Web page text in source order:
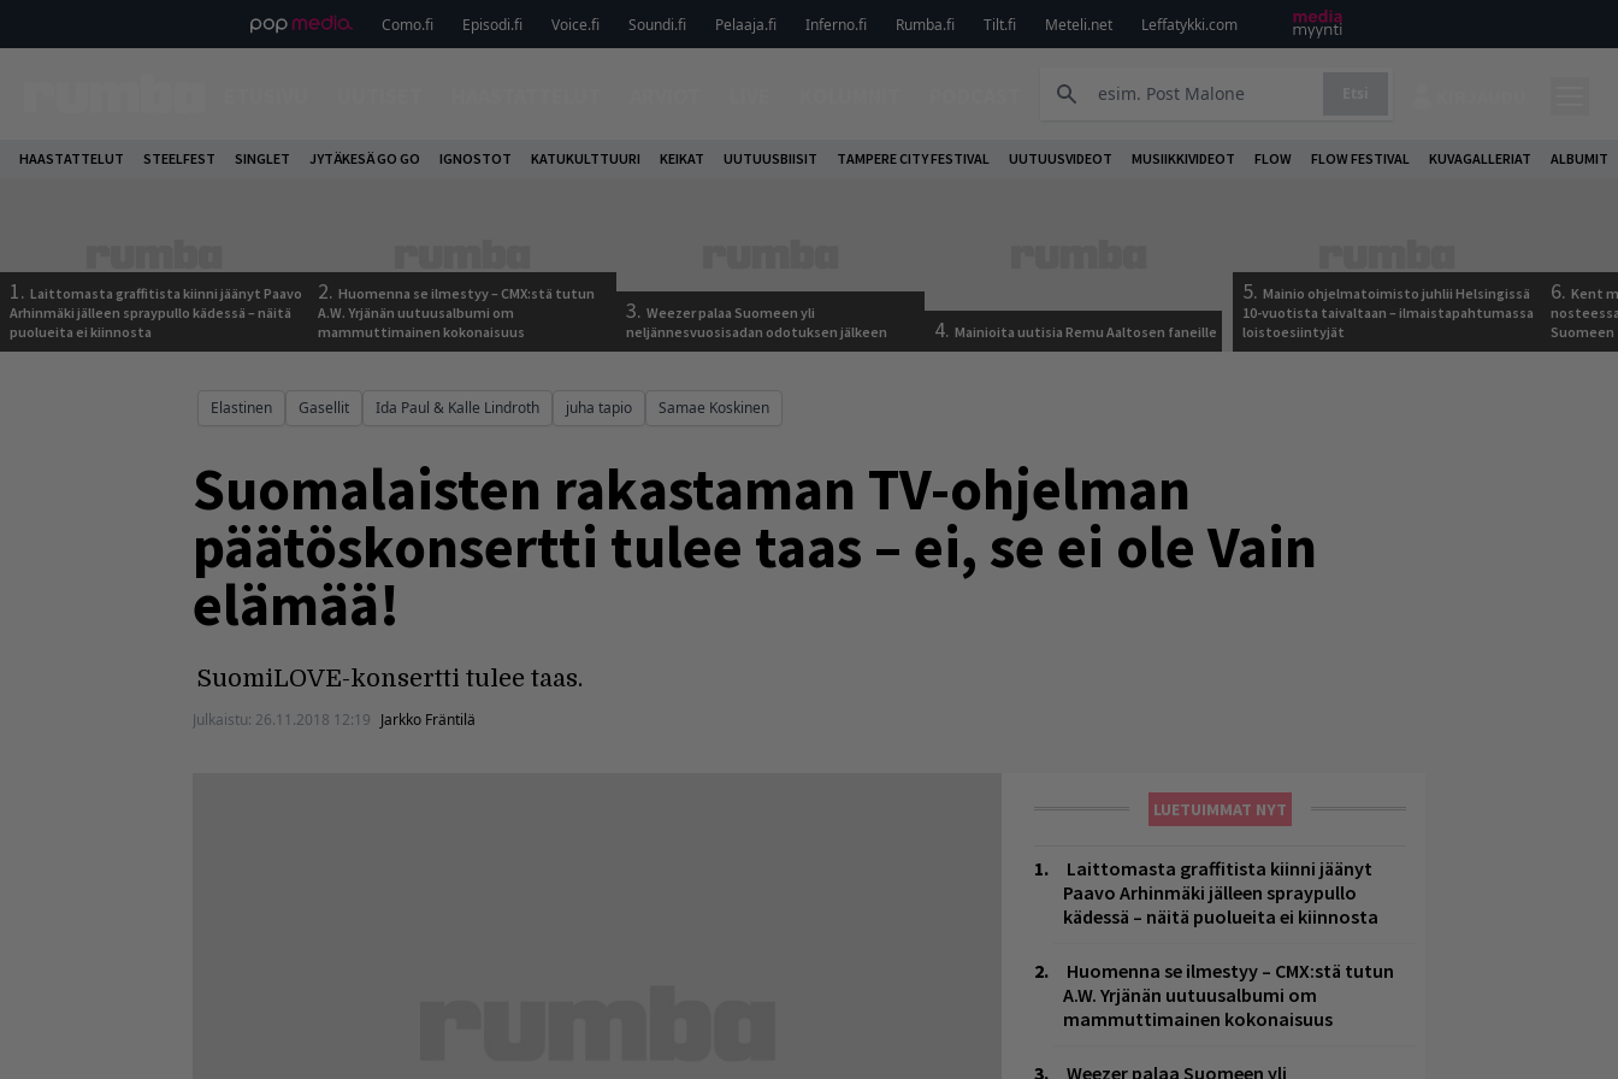
Como.fi Episodi.fi Voice.fi Soundi.fi Pelaaja.fi Inferno.fi Rumba.fi Tilt.fi Meteli.net Leffatykki.com
HAASTATTELUT STEELFEST SINGLET JYTÄKESÄ GO GO IGNOSTOT KATUKULTTUURI KEIKAT UUTUUSBIISIT TAMPERE CITY FESTIVAL UUTUUSVIDEOT MUSIIKKIVIDEOT FLOW FLOW FESTIVAL KUVAGALLERIAT ALBUMIT
1. Laittomasta graffitista kiinni jäänyt Paavo
Arhinmäki jälleen spraypullo kädessä – näitä
puolueita ei kiinnosta
2. Huomenna se ilmestyy – CMX:stä tutun
A.W. Yrjänän uutuusalbumi om
mammuttimainen kokonaisuus
3. Weezer palaa Suomeen yli
neljännesvuosisadan odotuksen jälkeen
4. Mainioita uutisia Remu Aaltosen faneille
5. Mainio ohjelmatoimisto juhlii Helsingissä
10-vuotista taivaltaan – ilmaistapahtumassa
loistoesiintyjät
6. Kent
Suomeen
Elastinen Gasellit Ida Paul & Kalle Lindroth juha tapio Samae Koskinen
Suomalaisten rakastaman TV-ohjelman
päätöskonsertti tulee taas – ei, se ei ole Vain
elämää!
SuomiLOVE-konsertti tulee taas.
Julkaistu: 26.11.2018 12:19 Jarkko Fräntilä
LUETUIMMAT NYT
Laittomasta graffitista kiinni jäänyt
Paavo Arhinmäki jälleen spraypullo
kädessä – näitä puolueita ei kiinnosta
Huomenna se ilmestyy – CMX:stä tutun
A.W. Yrjänän uutuusalbumi om
mammuttimainen kokonaisuus
Weezer palaa Suomeen yli